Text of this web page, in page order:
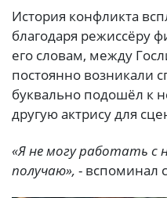
История конфликта
благодаря режиссёру
его словам, между
постоянно возникали
буквально подошёл к
другую актрису для
«Я не могу работать с
получаю», - вспоминал